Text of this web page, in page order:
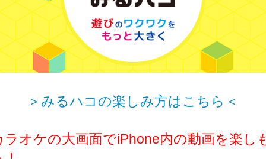
＞みるハコの楽しみ方はこちら＜
ラオケの大画面でiPhone内の動画を楽し